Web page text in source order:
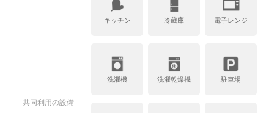
共同利⽤の設備
キッチン 冷蔵庫 電子レンジ
洗濯機 洗濯乾燥機 駐車場